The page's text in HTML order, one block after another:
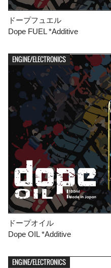
ドープフュエル
Dope FUEL *Additive
ENGINE/ELECTRONICS
ドープオイル
Dope OIL *Additive
ENGINE/ELECTRONICS